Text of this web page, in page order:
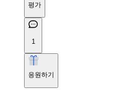
평가
1
응원하기